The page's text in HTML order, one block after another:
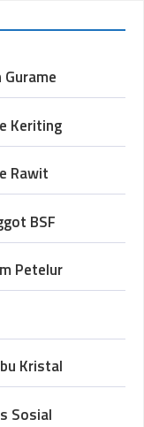
Keriting
Rawit
BSF
Petelur
Kristal
Sosial